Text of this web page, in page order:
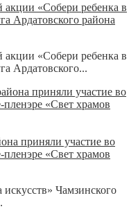
«Собери ребенка в
Ардатовского района
«Собери ребенка в
Ардатовского...
приняли участие во
«Свет храмов
Чамзинского